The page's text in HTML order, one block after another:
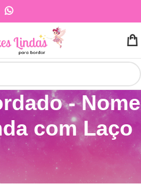
- Nome
com Laço
de Bordado - Nome Kelly